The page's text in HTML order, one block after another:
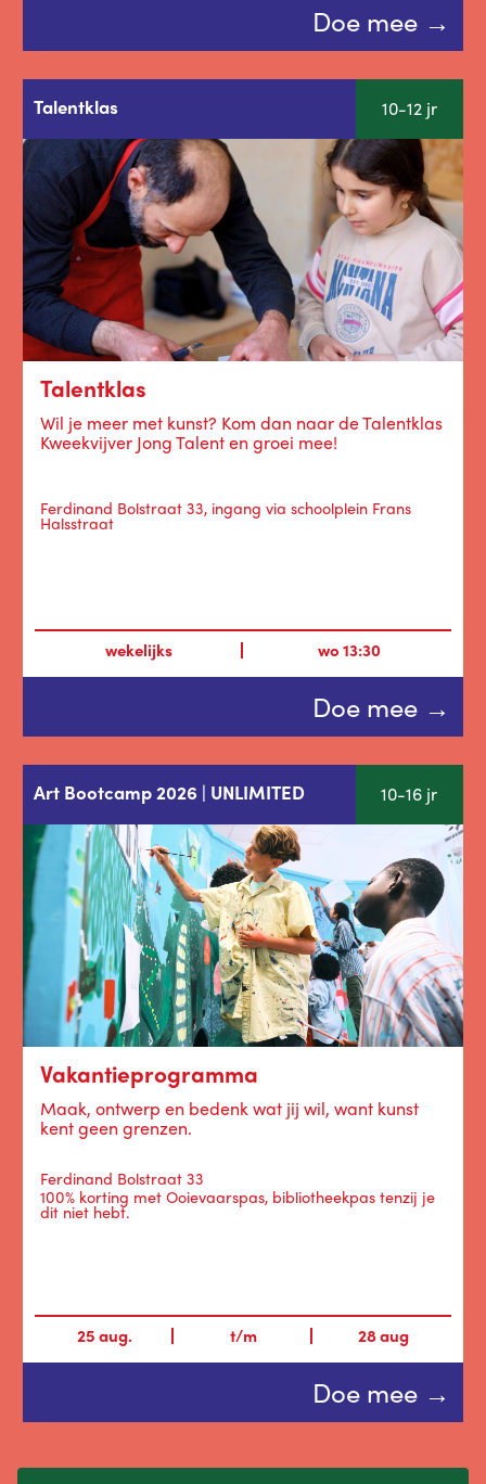
Doe mee →
Talentklas 10-12 jr
Talentklas
Wil je meer met kunst? Kom dan naar de Talentklas
Kweekvijver Jong Talent en groei mee!
Ferdinand Bolstraat 33, ingang via schoolplein Frans
Halsstraat
wekelijks wo13:30
Doe mee →
Art Bootcamp 2026 | UNLIMITED 10-16 jr
Vakantieprogramma
Maak, ontwerp en bedenk wat jij wil, want kunst
kent geen grenzen.
Ferdinand Bolstraat 33
100% korting met Ooievaarspas, bibliotheekpas tenzij je
dit niet hebt.
25aug. t/m 28aug
Doe mee →